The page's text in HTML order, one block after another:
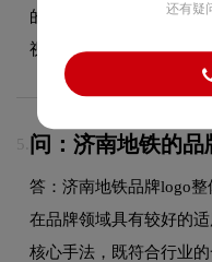
的字标设计美学，又能
视觉辨识度。
5. 问：济南地铁的品
答：济南地铁品牌logo
在品牌领域具有较好的
核心手法，既符合行业
还有疑